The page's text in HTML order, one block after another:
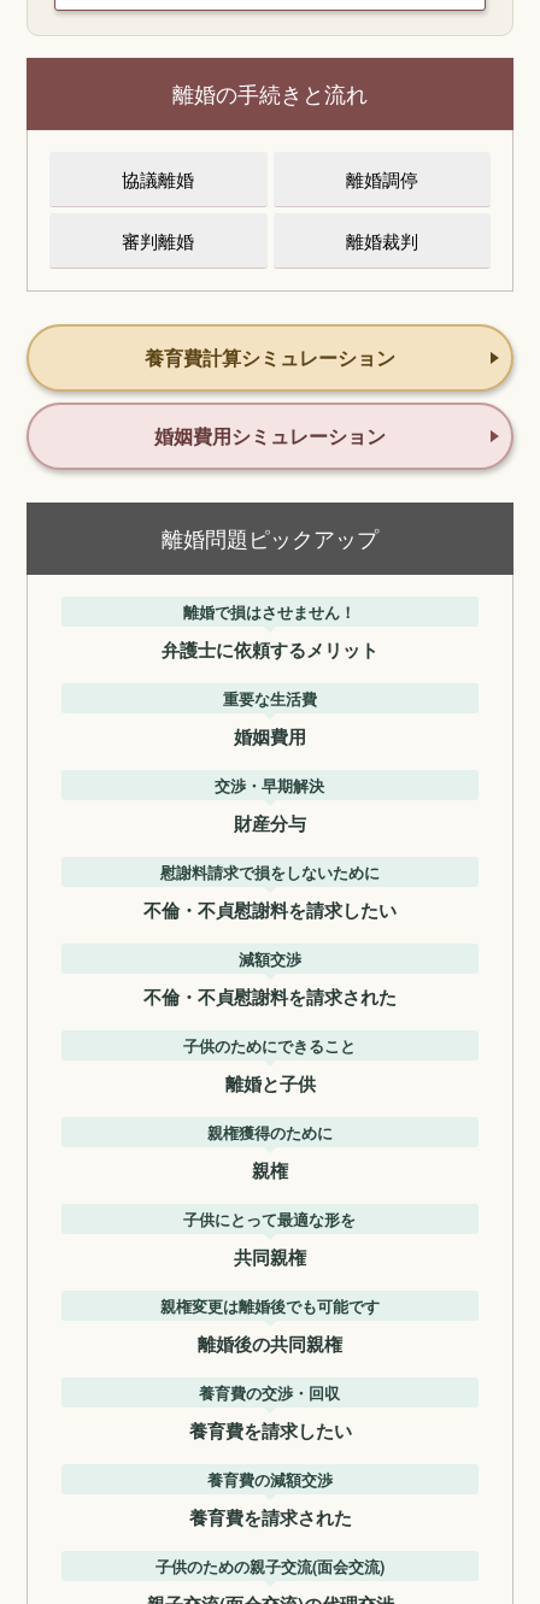
離婚の手続きと流れ
協議離婚 離婚調停
審判離婚 離婚裁判
養育費計算シミュレーション
婚姻費用シミュレーション
離婚問題ピックアップ
離婚で損はさせません！
弁護士に依頼するメリット
重要な生活費
婚姻費用
交渉・早期解決
財産分与
慰謝料請求で損をしないために
不倫・不貞慰謝料を請求したい
減額交渉
不倫・不貞慰謝料を請求された
子供のためにできること
離婚と子供
親権獲得のために
親権
子供にとって最適な形を
共同親権
親権変更は離婚後でも可能です
離婚後の共同親権
養育費の交渉・回収
養育費を請求したい
養育費の減額交渉
養育費を請求された
子供のための親子交流(面会交流)